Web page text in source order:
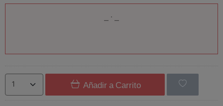
Añadir a Carrito